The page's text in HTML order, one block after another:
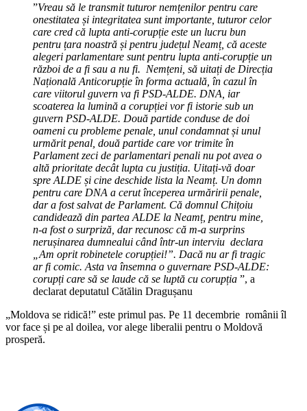
”Vreau să le transmit tuturor nemțenilor pentru care
onestitatea și integritatea sunt importante, tuturor celor
care cred că lupta anti-corupție este un lucru bun
pentru țara noastră și pentru județul Neamț, că aceste
alegeri parlamentare sunt pentru lupta anti-corupție un
război de a fi sau a nu fi. Nemțeni, să uitați de Direcția
Națională Anticorupție în forma actuală, în cazul în
care viitorul guvern va fi PSD-ALDE. DNA, iar
scoaterea la lumină a corupției vor fi istorie sub un
guvern PSD-ALDE. Două partide conduse de doi
oameni cu probleme penale, unul condamnat și unul
urmărit penal, două partide care vor trimite în
Parlament zeci de parlamentari penali nu pot avea o
altă prioritate decât lupta cu justiția. Uitați-vă doar
spre ALDE și cine deschide lista la Neamț. Un domn
pentru care DNA a cerut începerea urmăririi penale,
dar a fost salvat de Parlament. Că domnul Chițoiu
candidează din partea ALDE la Neamț, pentru mine,
n-a fost o surpriză, dar recunosc că m-a surprins
nerușinarea dumnealui când într-un interviu declara
„Am oprit robinetele corupției!”. Dacă nu ar fi tragic
ar fi comic. Asta va însemna o guvernare PSD-ALDE:
corupți care să se laude că se luptă cu corupția ”, a
declarat deputatul Cătălin Dragușanu
„Moldova se ridică!” este primul pas. Pe 11 decembrie românii îl
vor face și pe al doilea, vor alege liberalii pentru o Moldovă
prosperă.